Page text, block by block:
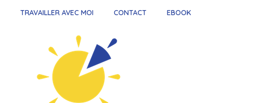
TRAVAILLER AVEC MOI CONTACT EBOOK